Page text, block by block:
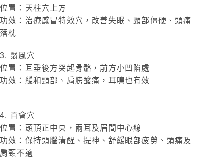
位置：天柱穴上方
功效：治療感冒特效穴，改善失眠、頸部僵硬、頭痛
落枕
3. 翳風穴
位置：耳垂後方突起骨骼，前方小凹陷處
功效：緩和頸部、肩膀酸痛，耳鳴也有效
4. 百會穴
位置：頭頂正中央，兩耳及眉間中心線
功效：保持頭腦清醒、提神、舒緩眼部疲勞、頭痛及
肩頸不適